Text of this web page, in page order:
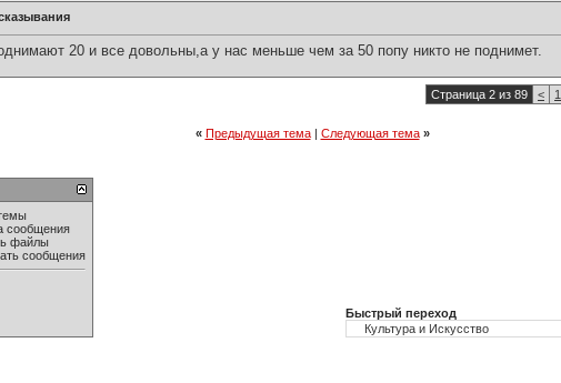
20 и все довольны,а у нас меньше чем за 50 попу никто не поднимет.
Страница 2 из 89 < 1
« Предыдущая тема| Следующая тема »
сообщения
файлы
сообщения
Быстрый переход